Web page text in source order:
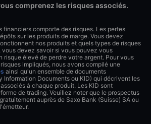
comprenez les risques associés.
financiers comporte des risques. Les pertes
sur les produits de marge. Vous devez
nos produits et quels types de risques
vous devez savoir si vous pouvez vous
risque élevé de perdre votre argent. Pour vous
impliqués, nous avons compilé une
ainsi qu'un ensemble de documents
Information Documents ou KID) qui décrivent les
à chaque produit. Les KID sont
de trading. Veuillez noter que le prospectus
auprès de Saxo Bank (Suisse) SA ou